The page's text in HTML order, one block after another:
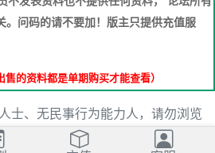
。问码的请不要加！版主只提供充值服
售的资料都是单期购买才能查看）
士、无民事行为能力人，请勿浏览
站拒绝提供任何服务。